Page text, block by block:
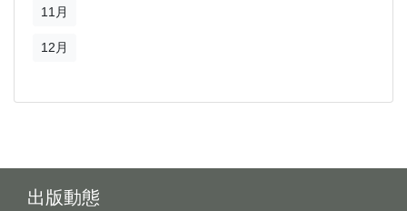
11月
12月
出版動態